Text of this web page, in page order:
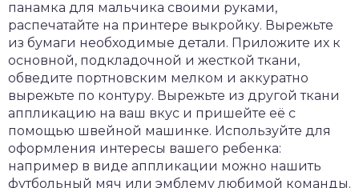
панамка для мальчика своими руками,
распечатайте на принтере выкройку. Вырежьте
из бумаги необходимые детали. Приложите их к
основной, подкладочной и жесткой ткани,
обведите портновским мелком и аккуратно
вырежьте по контуру. Вырежьте из другой ткани
аппликацию на ваш вкус и пришейте её с
помощью швейной машинке. Используйте для
оформления интересы вашего ребенка:
например в виде аппликации можно нашить
футбольный мяч или эмблему любимой команды.